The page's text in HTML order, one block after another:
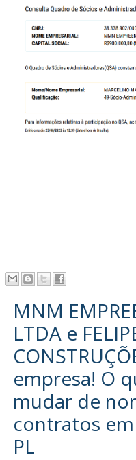
MNM
LTDA e
empresa! O
mudar de
contratos
PL